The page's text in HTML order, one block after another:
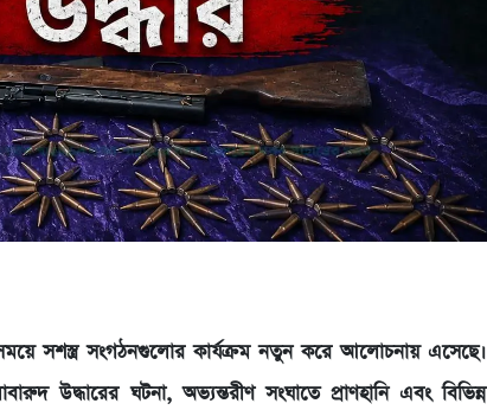
সময়ে সশস্ত্র সংগঠনগুলোর কার্যক্রম নতুন করে আলোচনায় এসেছে।
উদ্ধারের ঘটনা, অভ্যন্তরীণ সংঘাতে প্রাণহানি এবং বিভিন্ন